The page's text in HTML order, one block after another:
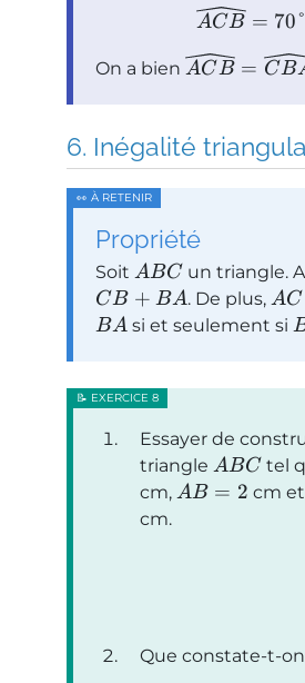
ACB = 70°
On a bien ACB = CB
Inégalité
Propriété
Soit ABC un triangle.
CB + BA. De plus, AC
BAsi et seulement si
Essayer de
triangle ABC tel
cm, AB = 2 cm et
cm.
Que constate-t-